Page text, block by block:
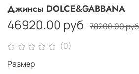
(0)
Джинсы DOLCE&GABBANA
46920.00 руб 78200.00 руб
Размер